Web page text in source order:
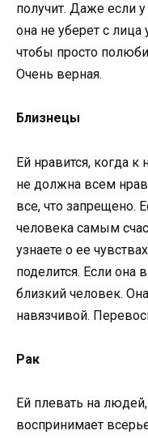
получит. Даже если
она не уберет с лица
чтобы просто
Очень верная.
Близнецы
Ей нравится, когда
не должна всем
все, что запрещено.
человека самым
узнаете о ее
поделится. Если
близкий человек.
навязчивой.
Рак
Ей плевать на
воспринимает